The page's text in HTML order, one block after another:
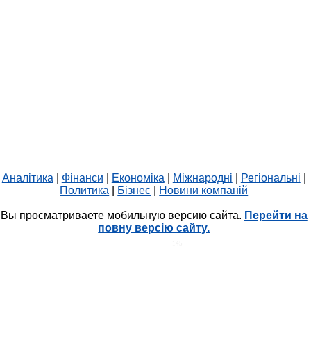
Аналітика Фінанси Економіка Міжнародні Регіональні
Политика
Бізнес Новини компаній
Вы просматриваете мобильную версию сайта. Перейти на
повну версію сайту.